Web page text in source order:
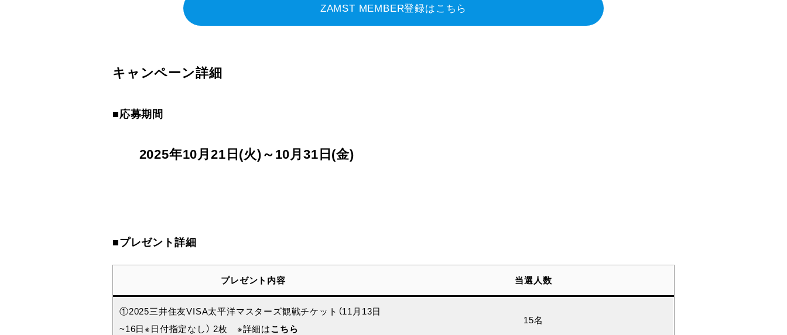
ZAMST MEMBER登録はこちら
キャンペーン詳細
■応募期間
2025年10月21日(火)～10月31日(金)
■プレゼント詳細
プレゼント内容 当選人数
①2025三井住友VISA太平洋マスターズ観戦チケット（11月13日
~16日※日付指定なし） 2枚 ※詳細はこちら
15名